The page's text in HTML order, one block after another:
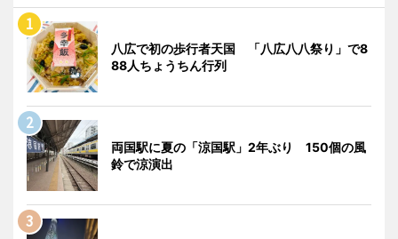
八広で初の歩行者天国 「八広八八祭り」で8
88人ちょうちん行列
両国駅に夏の「涼国駅」2年ぶり 150個の風
鈴で涼演出